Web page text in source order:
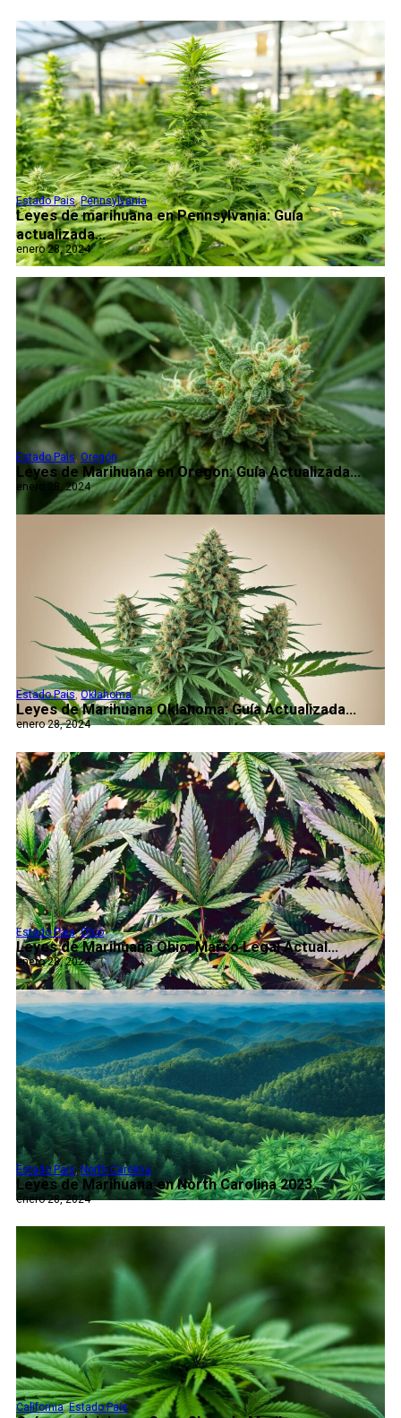
Leyes de marihuana en Pennsylvania: Guía
actualizada...
Estado Pais,Pennsylvania
enero 28, 2024
Leyes de Marihuana en Oregon: Guía Actualizada...
Estado Pais ,Oregón
enero 28, 2024
Leyes de Marihuana Oklahoma: Guía Actualizada...
Estado Pais,Oklahoma
enero 28, 2024
Leyes de Marihuana Ohio: Marco Legal Actual...
Estado Pais,Ohio
enero 28, 2024
Leyes de Marihuana en North Carolina 2023...
Estado Pais ,North Carolina
enero 28, 2024
California,Estado Pais